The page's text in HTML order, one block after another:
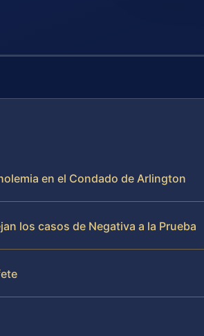
en el Condado de Arlington
los casos de Negativa a la Prueba